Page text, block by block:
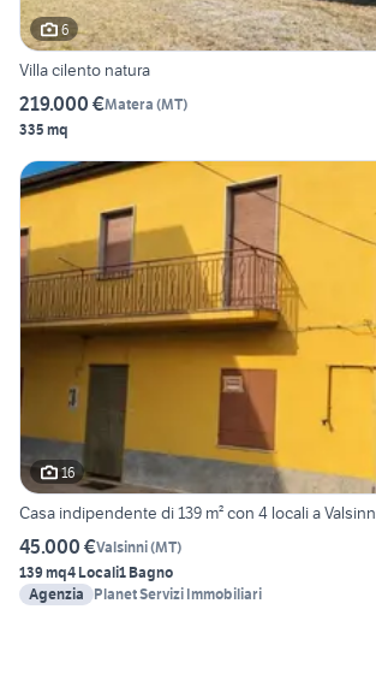
6
Villa cilento natura
219.000 €Matera (MT)
335 mq
16
Casa indipendente di 139 m² con 4 locali a Valsinn
45.000 €Valsinni(MT)
139 mq4 Locali1 Bagno
Agenzia
Planet Servizi Immobiliari